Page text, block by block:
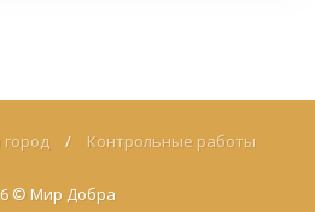
/ Контрольные работы
© Мир Добра